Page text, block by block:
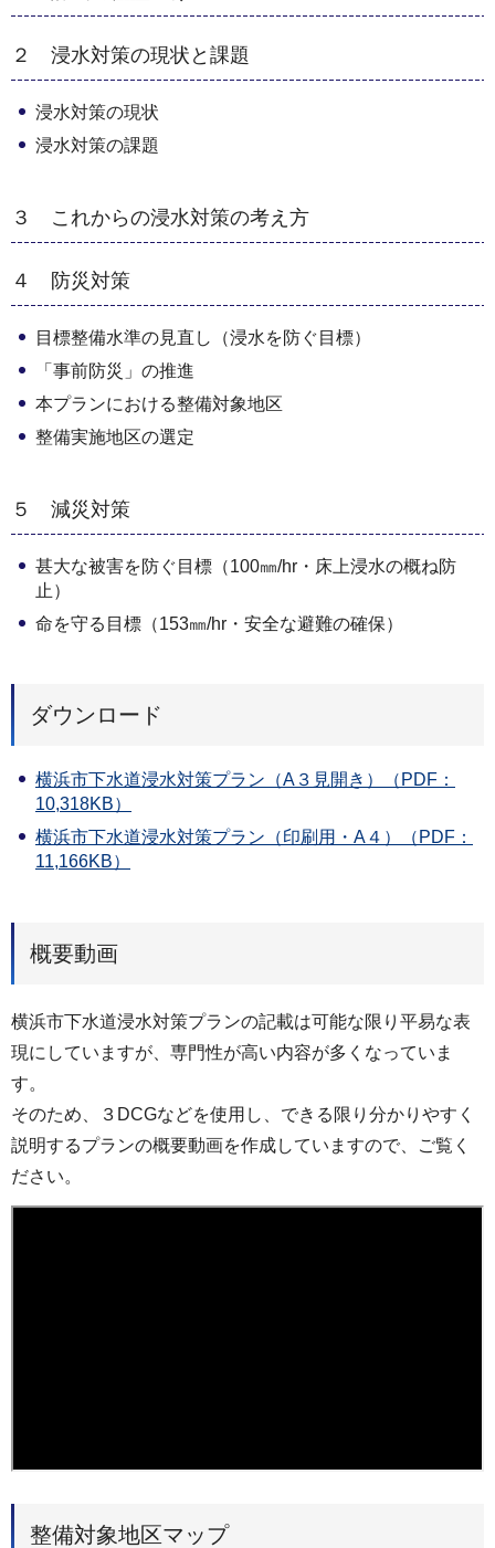
２ 浸水対策の現状と課題
浸水対策の現状
浸水対策の課題
３ これからの浸水対策の考え方
４ 防災対策
目標整備水準の見直し（浸水を防ぐ目標）
「事前防災」の推進
本プランにおける整備対象地区
整備実施地区の選定
５ 減災対策
甚大な被害を防ぐ目標（100㎜/hr・床上浸水の概ね防
止）
命を守る目標（153㎜/hr・安全な避難の確保）
ダウンロード
横浜市下水道浸水対策プラン（A３見開き）（PDF：
10,318KB）
横浜市下水道浸水対策プラン（印刷用・A４）（PDF：
11,166KB）
概要動画
横浜市下水道浸水対策プランの記載は可能な限り平易な表
現にしていますが、専門性が高い内容が多くなっていま
す。
そのため、３DCGなどを使用し、できる限り分かりやすく
説明するプランの概要動画を作成していますので、ご覧く
ださい。
整備対象地区マップ